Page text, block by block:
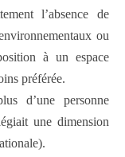
l’absence de
ou
à un espace
préférée.
d’une personne
une dimension